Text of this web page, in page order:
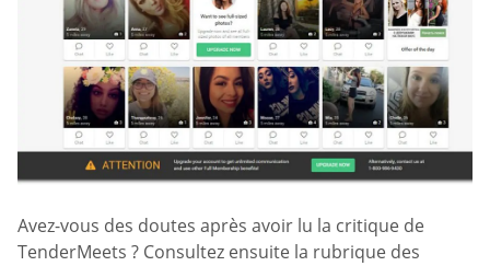
Avez-vous des doutes après avoir lu la critique de
TenderMeets ? Consultez ensuite la rubrique des